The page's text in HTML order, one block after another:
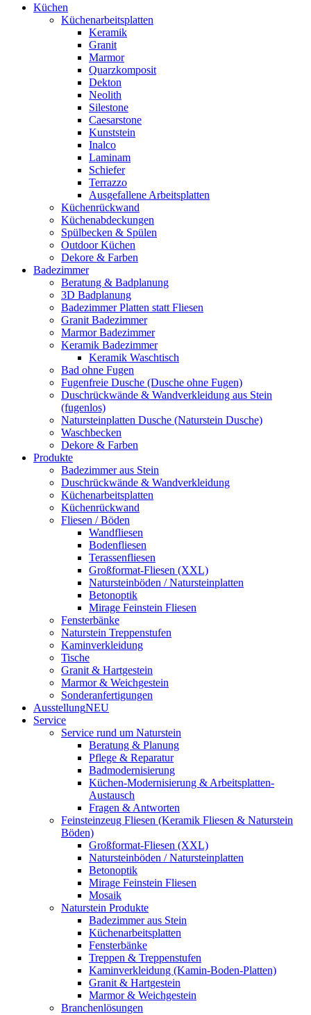
Küchen
Küchenarbeitsplatten
Keramik
Granit
Marmor
Quarzkomposit
Dekton
Neolith
Silestone
Caesarstone
Kunststein
Inalco
Laminam
Schiefer
Terrazzo
Ausgefallene Arbeitsplatten
Küchenrückwand
Küchenabdeckungen
Spülbecken & Spülen
Outdoor Küchen
Dekore & Farben
Badezimmer
Beratung & Badplanung
3D Badplanung
Badezimmer Platten statt Fliesen
Granit Badezimmer
Marmor Badezimmer
Keramik Badezimmer
Keramik Waschtisch
Bad ohne Fugen
Fugenfreie Dusche (Dusche ohne Fugen)
Duschrückwände & Wandverkleidung aus Stein
(fugenlos)
Natursteinplatten Dusche (Naturstein Dusche)
Waschbecken
Dekore & Farben
Produkte
Badezimmer aus Stein
Duschrückwände & Wandverkleidung
Küchenarbeitsplatten
Küchenrückwand
Fliesen / Böden
Wandfliesen
Bodenfliesen
Terassenfliesen
Großformat-Fliesen (XXL)
Natursteinböden / Natursteinplatten
Betonoptik
Mirage Feinstein Fliesen
Fensterbänke
Naturstein Treppenstufen
Kaminverkleidung
Tische
Granit & Hartgestein
Marmor & Weichgestein
Sonderanfertigungen
AusstellungNEU
Service
Service rund um Naturstein
Beratung & Planung
Pflege & Reparatur
Badmodernisierung
Küchen-Modernisierung & Arbeitsplatten-
Austausch
Fragen & Antworten
Feinsteinzeug Fliesen (Keramik Fliesen & Naturstein
Böden)
Großformat-Fliesen (XXL)
Natursteinböden / Natursteinplatten
Betonoptik
Mirage Feinstein Fliesen
Mosaik
Naturstein Produkte
Badezimmer aus Stein
Küchenarbeitsplatten
Fensterbänke
Treppen & Treppenstufen
Kaminverkleidung (Kamin-Boden-Platten)
Granit & Hartgestein
Marmor & Weichgestein
Branchenlösungen